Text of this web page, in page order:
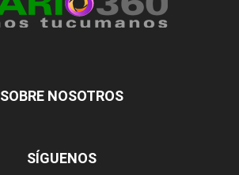
SOBRE NOSOTROS
SÍGUENOS